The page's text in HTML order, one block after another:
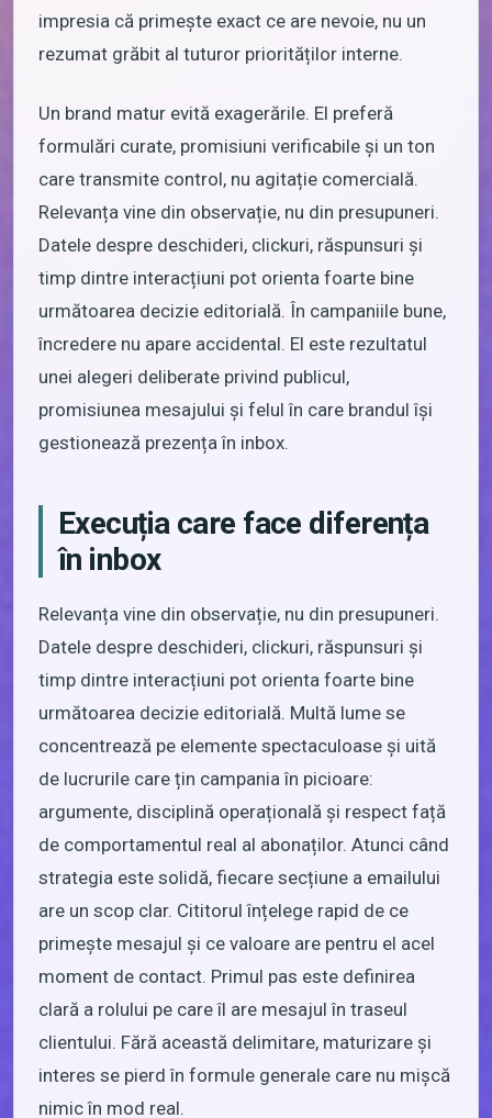
impresia că primește exact ce are nevoie, nu un
rezumat grăbit al tuturor priorităților interne.
Un brand matur evită exagerările. El preferă
formulări curate, promisiuni verificabile și un ton
care transmite control, nu agitație comercială.
Relevanța vine din observație, nu din presupuneri.
Datele despre deschideri, clickuri, răspunsuri și
timp dintre interacțiuni pot orienta foarte bine
următoarea decizie editorială. În campaniile bune,
încredere nu apare accidental. El este rezultatul
unei alegeri deliberate privind publicul,
promisiunea mesajului și felul în care brandul își
gestionează prezența în inbox.
Execuția care face diferența
în inbox
Relevanța vine din observație, nu din presupuneri.
Datele despre deschideri, clickuri, răspunsuri și
timp dintre interacțiuni pot orienta foarte bine
următoarea decizie editorială. Multă lume se
concentrează pe elemente spectaculoase și uită
de lucrurile care țin campania în picioare:
argumente, disciplină operațională și respect față
de comportamentul real al abonaților. Atunci când
strategia este solidă, fiecare secțiune a emailului
are un scop clar. Cititorul înțelege rapid de ce
primește mesajul și ce valoare are pentru el acel
moment de contact. Primul pas este definirea
clară a rolului pe care îl are mesajul în traseul
clientului. Fără această delimitare, maturizare și
interes se pierd în formule generale care nu mișcă
nimic în mod real.